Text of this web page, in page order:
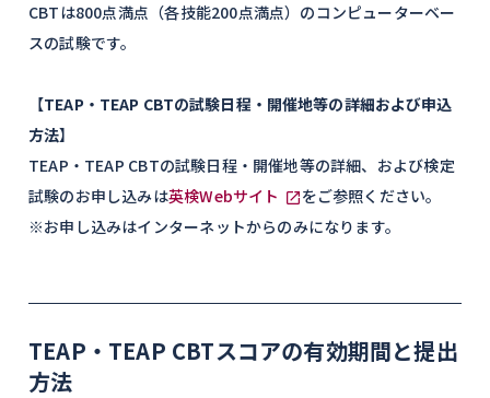
CBTは800点満点（各技能200点満点）のコンピューターベー
スの試験です。
【TEAP・TEAP CBTの試験日程・開催地等の詳細および申込
方法】
TEAP・TEAP CBTの試験日程・開催地等の詳細、および検定
試験のお申し込みは英検Webサイト
をご参照ください。
※お申し込みはインターネットからのみになります。
TEAP・TEAP CBTスコアの有効期間と提出
方法